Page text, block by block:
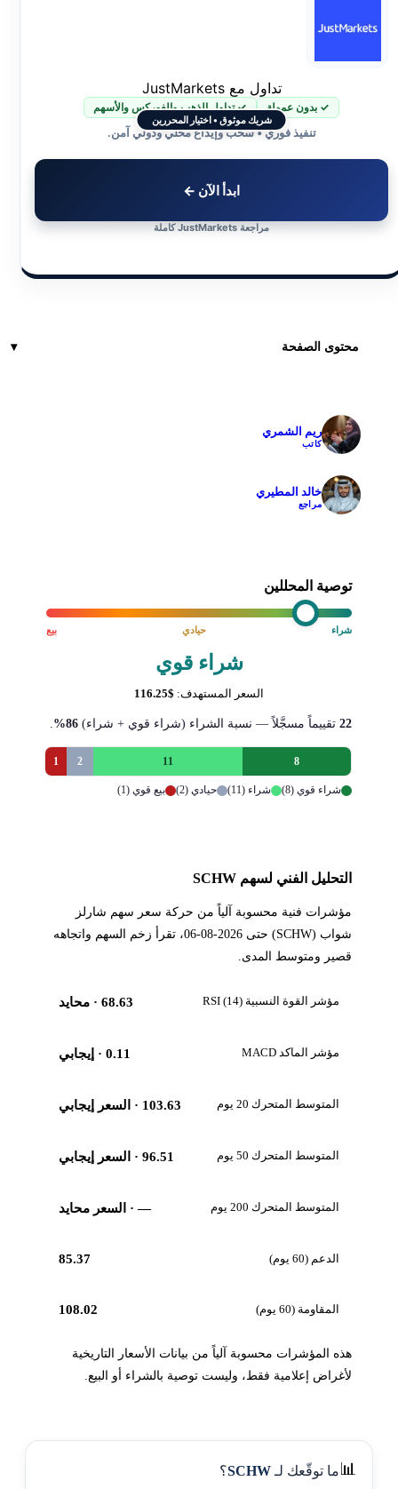
شريك موثوق • اختيار المحررين
تداول مع JustMarkets
✓ بدون عمولة ✓ تداول الذهب والفوركس والأسهم
تنفيذ فوري • سحب وإيداع محلي ودولي آمن.
ابدأ الآن ←
مراجعة JustMarkets كاملة
محتوى الصفحة
ريم الشمري
كاتب
خالد المطيري
مراجع
توصية المحللين
بيع حيادي شراء
شراء قوي
السعر المستهدف: $116.25
22تقييماً مسجَّلاً — نسبة الشراء (شراء قوي + شراء) 86%
.
8
11
2
1
شراء قوي (8) شراء (11) حيادي (2) بيع قوي (1)
التحليل الفني لسهم SCHW
مؤشرات فنية محسوبة آلياً من حركة سعر سهم شارلز
شواب (SCHW) حتى 2026-08-06، تقرأ زخم السهم واتجاهه
قصير ومتوسط المدى.
مؤشر القوة النسبية RSI (14) 68.63· محايد
مؤشر الماكد MACD 0.11· إيجابي
المتوسط المتحرك 20 يوم 103.63· السعر إيجابي
المتوسط المتحرك 50 يوم 96.51· السعر إيجابي
المتوسط المتحرك 200 يوم —· السعر محايد
الدعم (60 يوم) 85.37
المقاومة (60 يوم) 108.02
هذه المؤشرات محسوبة آلياً من بيانات الأسعار التاريخية
لأغراض إعلامية فقط، وليست توصية بالشراء أو البيع.
📊ما توقّعك لـSCHW؟